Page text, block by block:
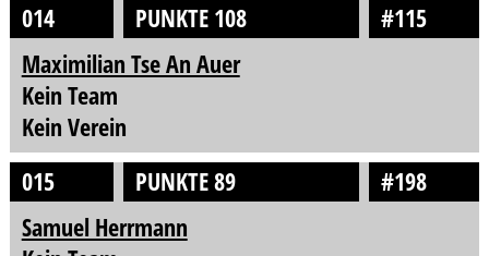
014
PUNKTE 108
#115
Maximilian Tse An Auer
Kein Team
Kein Verein
015
PUNKTE 89
#198
Samuel Herrmann